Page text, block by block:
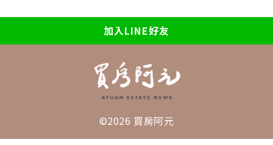
加入LINE好友
©2026 買房阿元